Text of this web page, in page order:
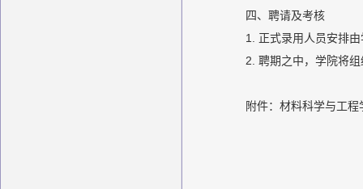
四、聘请及考核
1. 正式录用人员安排
2. 聘期之中，学院将
附件：材料科学与工